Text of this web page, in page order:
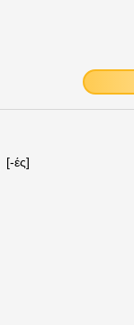
[-ές]